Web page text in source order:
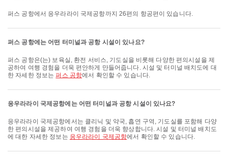
퍼스 공항에서 응우라라이 국제공항까지 26편의 항공편이 있습니다.
퍼스 공항에는 어떤 터미널과 공항 시설이 있나요?
퍼스 공항은(는) 보육실, 환전 서비스, 기도실을 비롯해 다양한 편의시설을 제
공하여 여행 경험을 더욱 편안하게 만들어줍니다. 시설 및 터미널 배치도에 대
한 자세한 정보는퍼스 공항에서 확인할 수 있습니다.
응우라라이 국제공항에는 어떤 터미널과 공항 시설이 있나요?
응우라라이 국제공항에서는 클리닉 및 약국, 흡연 구역, 기도실를 포함해 다양
한 편의시설을 제공하여 여행 경험을 더욱 향상합니다. 시설 및 터미널 배치도
에 대한 자세한 정보는 응우라라이 국제공항에서 확인할 수 있습니다.